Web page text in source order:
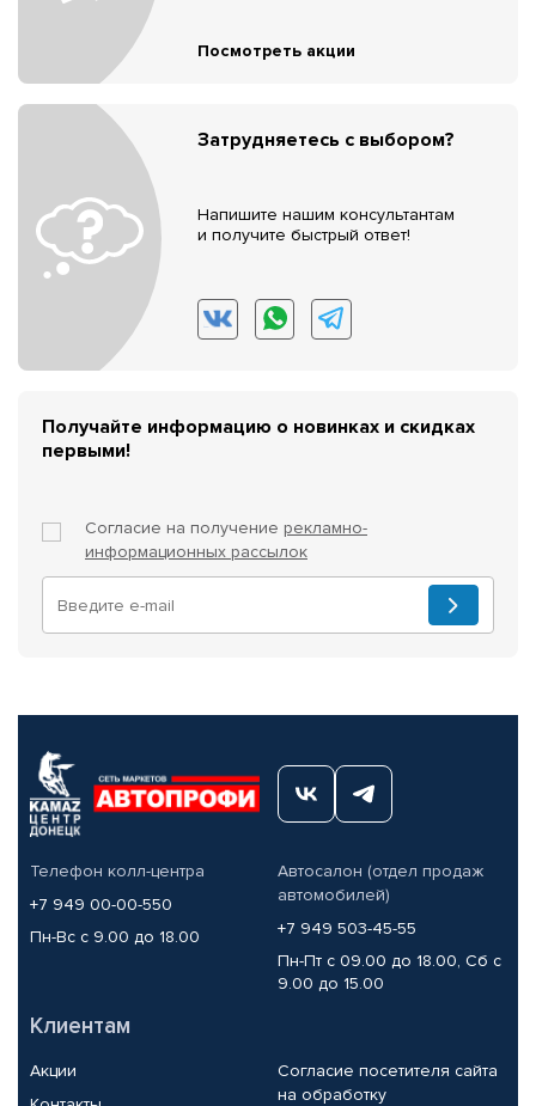
Посмотреть акции
Затрудняетесь с выбором?
Напишите нашим консультантам
и получите быстрый ответ!
Получайте информацию о новинках и скидках
первыми!
Согласие на получение рекламно-
информационных рассылок
Телефон колл-центра
+7 949 00-00-550
Пн-Вс с 9.00 до 18.00
Автосалон (отдел продаж
автомобилей)
+7 949 503-45-55
Пн-Пт с 09.00 до 18.00, Сб с
9.00 до 15.00
Клиентам
Акции
Согласие посетителя сайта
на обработку